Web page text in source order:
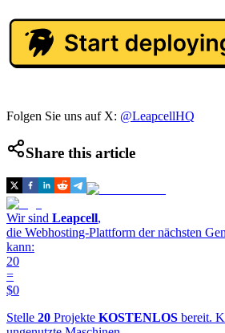
Folgen Sie uns auf X: @LeapcellHQ
Share this article
Wir sind Leapcell,
die Webhosting-Plattform der nächsten
kann:
20
=
$0
Stelle 20 Projekte KOSTENLOS bereit.